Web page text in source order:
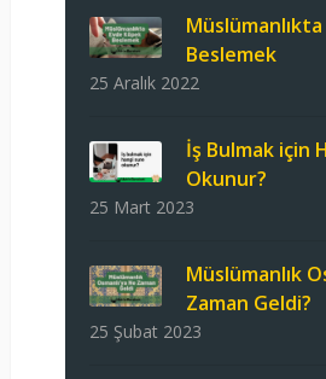
Beslemek
25 Aralık 2022
İş Bulmak için
Okunur?
25 Mart 2023
Müslümanlık
Zaman Geldi?
25 Şubat 2023